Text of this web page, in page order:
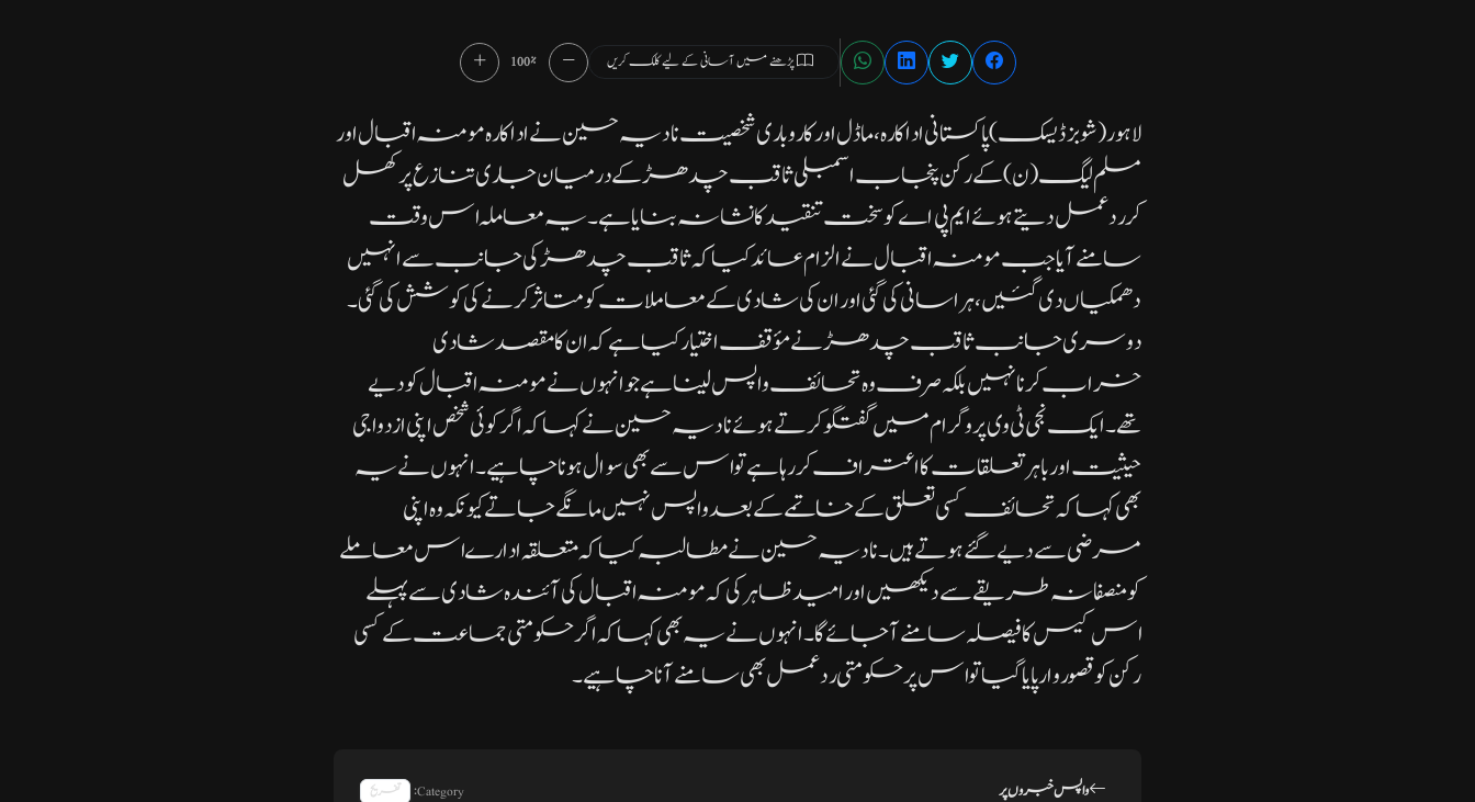
پڑھنے میں آسانی کے لیے کلک کریں 100%
لاہور( شوبز ڈیسک)پاکستانی اداکارہ، ماڈل اور کاروباری شخصیت نادیہ حسین نے اداکارہ مومنہ اقبال اور
مسلم لیگ (ن) کے رکن پنجاب اسمبلی ثاقب چدھڑ کے درمیان جاری تنازع پر کھل
کر ردعمل دیتے ہوئے ایم پی اے کو سخت تنقید کا نشانہ بنایا ہے۔یہ معاملہ اس وقت
سامنے آیا جب مومنہ اقبال نے الزام عائد کیا کہ ثاقب چدھڑ کی جانب سے انہیں
دھمکیاں دی گئیں، ہراسانی کی گئی اور ان کی شادی کے معاملات کو متاثر کرنے کی کوشش کی گئی۔
دوسری جانب ثاقب چدھڑ نے مؤقف اختیار کیا ہے کہ ان کا مقصد شادی
خراب کرنا نہیں بلکہ صرف وہ تحائف واپس لینا ہے جو انہوں نے مومنہ اقبال کو دیے
تھے۔ایک نجی ٹی وی پروگرام میں گفتگو کرتے ہوئے نادیہ حسین نے کہا کہ اگر کوئی شخص اپنی ازدواجی
حیثیت اور باہر تعلقات کا اعتراف کر رہا ہے تو اس سے بھی سوال ہونا چاہیے۔ انہوں نے یہ
بھی کہا کہ تحائف کسی تعلق کے خاتمے کے بعد واپس نہیں مانگے جاتے کیونکہ وہ اپنی
مرضی سے دیے گئے ہوتے ہیں۔نادیہ حسین نے مطالبہ کیا کہ متعلقہ ادارے اس معاملے
کو منصفانہ طریقے سے دیکھیں اور امید ظاہر کی کہ مومنہ اقبال کی آئندہ شادی سے پہلے
اس کیس کا فیصلہ سامنے آ جائے گا۔انہوں نے یہ بھی کہا کہ اگر حکومتی جماعت کے کسی
رکن کو قصوروار پایا گیا تو اس پر حکومتی ردعمل بھی سامنے آنا چاہیے۔
واپس خبروں پر Category: تفریح